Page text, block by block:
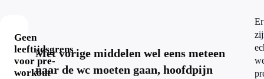
Geen
leeftijdsgrens
voor pre-
workout
Met vorige middelen wel eens meteen
naar de wc moeten gaan, hoofdpijn
Er